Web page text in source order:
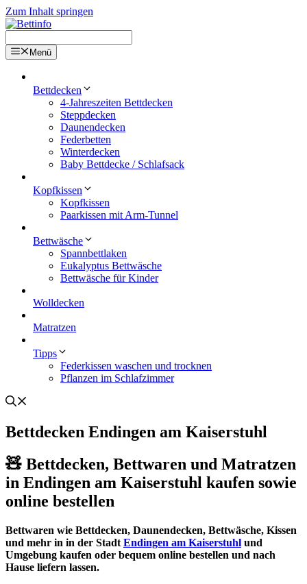
Zum Inhalt springen
Menü
Bettdecken
4-Jahreszeiten Bettdecken
Steppdecken
Daunendecken
Federbetten
Winterdecken
Baby Bettdecke / Schlafsack
Kopfkissen
Kopfkissen
Paarkissen mit Arm-Tunnel
Bettwäsche
Spannbettlaken
Eukalyptus Bettwäsche
Bettwäsche für Kinder
Wolldecken
Matratzen
Tipps
Federkissen waschen und trocknen
Pflanzen im Schlafzimmer
Bettdecken Endingen am Kaiserstuhl
🧸 Bettdecken, Bettwaren und Matratzen
in Endingen am Kaiserstuhl kaufen sowie
online bestellen
Bettwaren wie Bettdecken, Daunendecken, Bettwäsche, Kissen
und mehr in in der Stadt Endingen am Kaiserstuhl und
Umgebung kaufen oder bequem online bestellen und nach
Hause liefern lassen.